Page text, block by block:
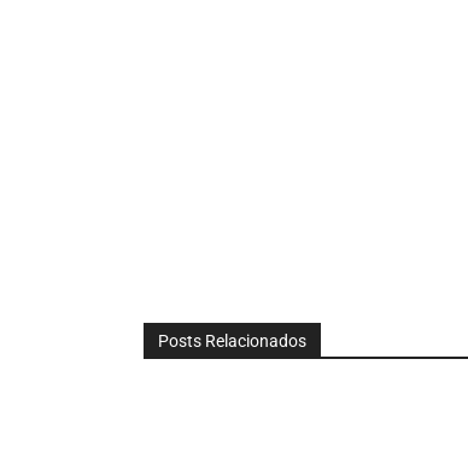
Posts Relacionados